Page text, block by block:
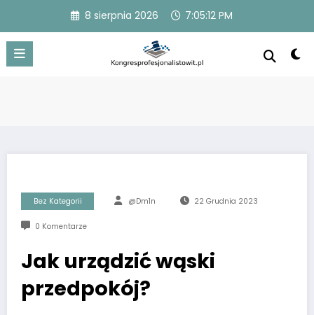
treści
8 sierpnia 2026 7:05:13 PM
Bez Kategorii @dm1n 22 Grudnia 2023
0 Komentarze
Jak urządzić wąski
przedpokój?